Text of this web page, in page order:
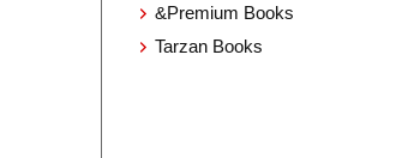
&Premium Books
Tarzan Books